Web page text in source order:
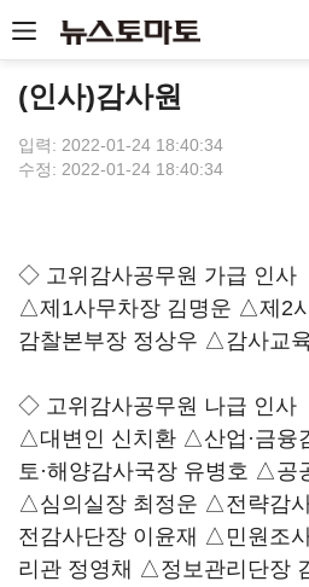
(인사)감사원
입력: 2022-01-24 18:40:34
수정: 2022-01-24 18:40:34
◇ 고위감사공무원 가급 인사
△제1사무차장 김명운 △제2
감찰본부장 정상우 △감사교
◇ 고위감사공무원 나급 인사
△대변인 신치환 △산업·금융
토·해양감사국장 유병호 △공
△심의실장 최정운 △전략감
전감사단장 이윤재 △민원조
리관 정영채 △정보관리단장